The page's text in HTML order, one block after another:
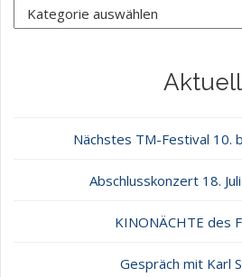
Aktuell
Nächstes TM-Festival 10.
Abschlusskonzert 18.
KINONÄCHTE des
Gespräch mit Karl